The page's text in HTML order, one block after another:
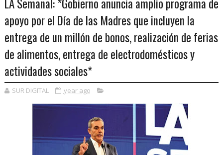
LA Semanal: *Gobierno anuncia amplio programa de
apoyo por el Día de las Madres que incluyen la
entrega de un millón de bonos, realización de ferias
de alimentos, entrega de electrodomésticos y
actividades sociales*
SUR DIGITAL year ago